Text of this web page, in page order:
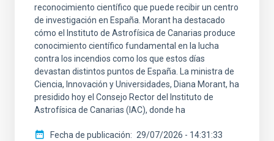
reconocimiento científico que puede recibir un centro
de investigación en España. Morant ha destacado
cómo el Instituto de Astrofísica de Canarias produce
conocimiento científico fundamental en la lucha
contra los incendios como los que estos días
devastan distintos puntos de España. La ministra de
Ciencia, Innovación y Universidades, Diana Morant, ha
presidido hoy el Consejo Rector del Instituto de
Astrofísica de Canarias (IAC), donde ha
Fecha de publicación 29/07/2026 - 14:31:33